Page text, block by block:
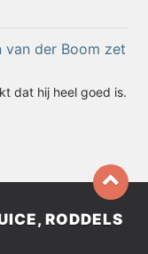
van der Boom zet
dat hij heel goed is.
RODDELS